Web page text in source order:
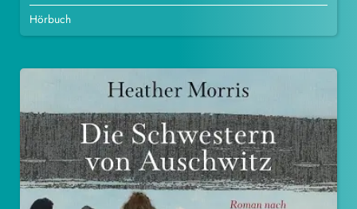
Hörbuch